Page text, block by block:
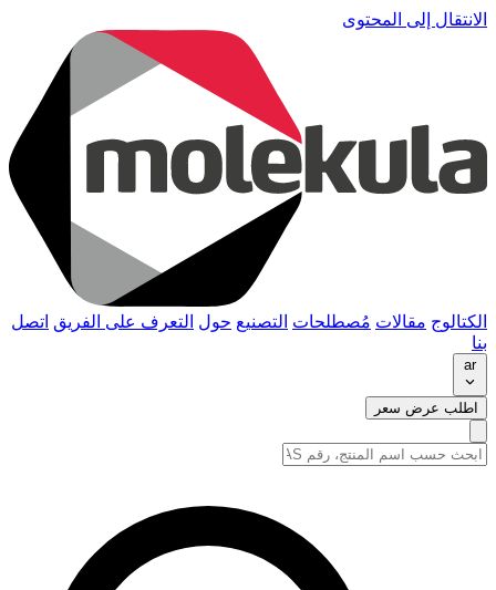
الانتقال إلى المحتوى
الكتالوج مقالات مُصطلحات التصنيع حول التعرف على الفريق اتصل
بنا
ar
اطلب عرض سعر